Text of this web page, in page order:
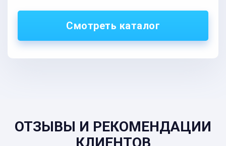
Смотреть каталог
ОТЗЫВЫ И РЕКОМЕНДАЦИИ